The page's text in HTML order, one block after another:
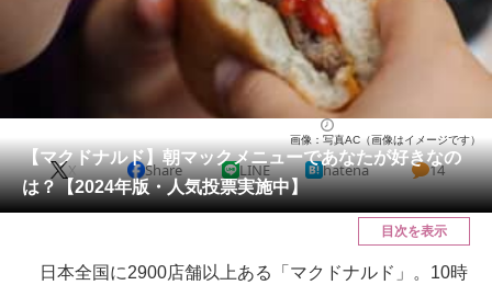
地域
住まい 教育・育児
会員記事
メディア
【マクドナルド】朝マックメニューであなたが好きなの
は？【2024年版・人気投票実施中】
画像：写真AC（画像はイメージです）
X Share LINE hatena 14
目次を表示
日本全国に2900店舗以上ある「マクドナルド」。10時